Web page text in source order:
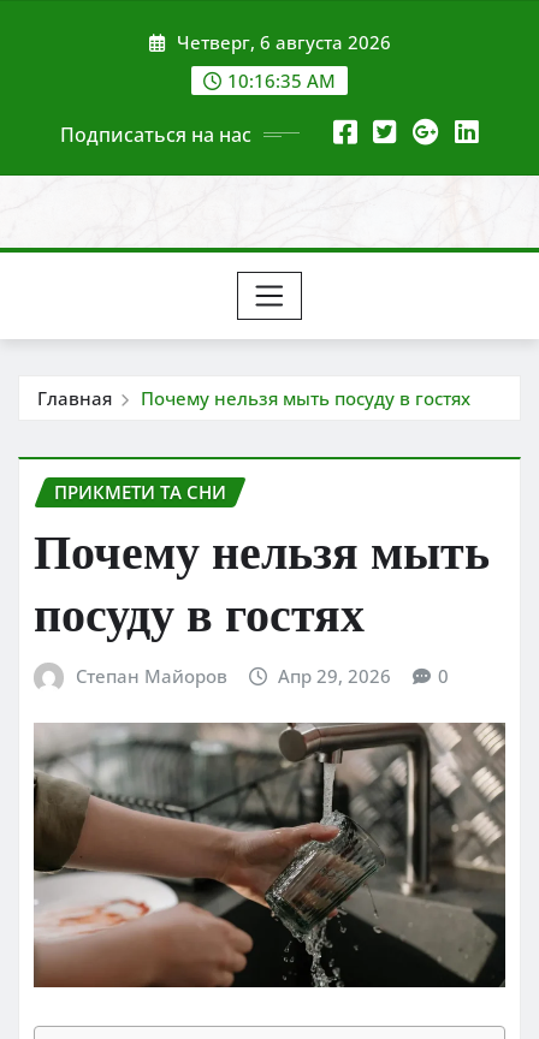
Четверг, 6 августа 2026
10:16:36 AM
Подписаться на нас
Главная Почему нельзя мыть посуду в гостях
ПРИКМЕТИ ТА СНИ
Почему нельзя мыть
посуду в гостях
Степан Майоров Апр 29, 2026 0